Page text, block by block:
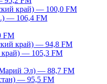
край) — 100,0 FM
— 106,4 FM
FM
край) — 94,8 FM
край) — 105,3 FM
Эл) — 88,7 FM
— 95,5 FM